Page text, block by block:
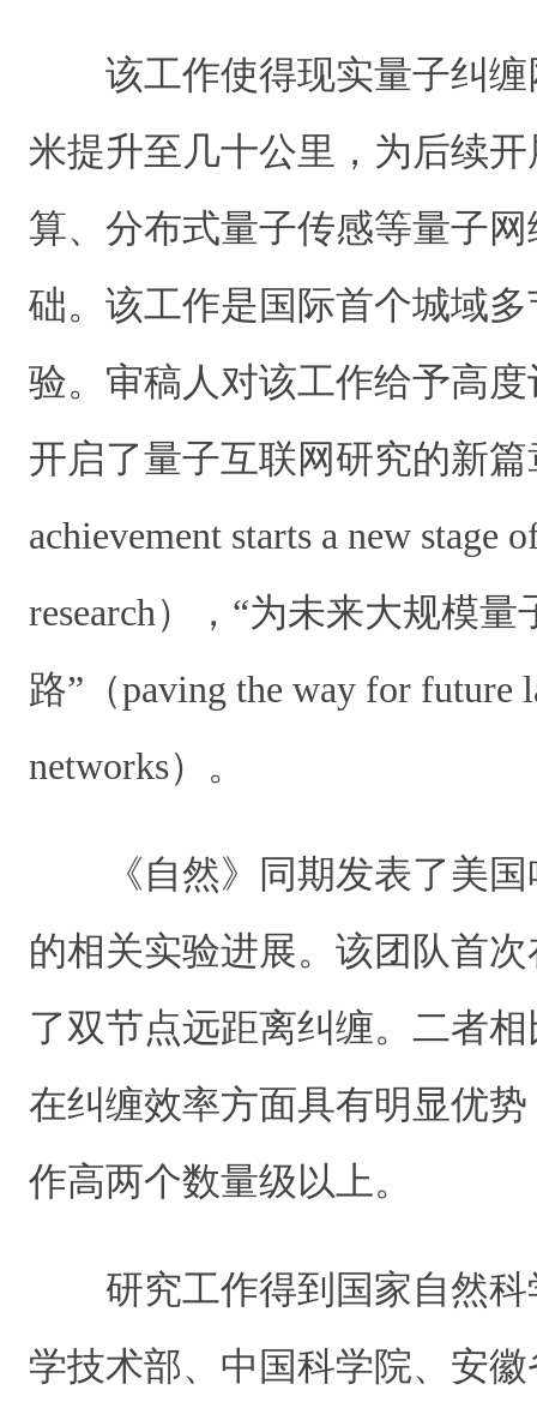
该工作使得现实量子纠
米提升至几十公里，为后续
算、分布式量子传感等量子
础。该工作是国际首个城域
验。审稿人对该工作给予高
开启了量子互联网研究的新篇
achievement starts a new stage
research），“为未来大规模
路”（paving the way for future
networks）。
《自然》同期发表了美
的相关实验进展。该团队首
了双节点远距离纠缠。二者
在纠缠效率方面具有明显优
作高两个数量级以上。
研究工作得到国家自然
学技术部、中国科学院、安